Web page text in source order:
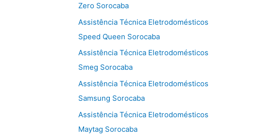
Zero Sorocaba
Assistência Técnica Eletrodomésticos
Speed Queen Sorocaba
Assistência Técnica Eletrodomésticos
Smeg Sorocaba
Assistência Técnica Eletrodomésticos
Samsung Sorocaba
Assistência Técnica Eletrodomésticos
Maytag Sorocaba